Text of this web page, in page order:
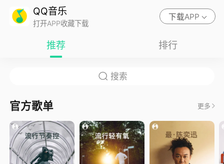
QQ音乐
打开APP收藏下载
下载APP
推荐 排行
官方歌单 更多